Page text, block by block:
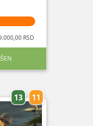
RSD
13 11